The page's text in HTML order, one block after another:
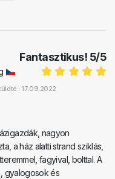
Fantasztikus! 5/5
: 17.09.2022
nagyon
a ház alatti strand sziklás,
fagyival, bolttal. A
gyalogosok és